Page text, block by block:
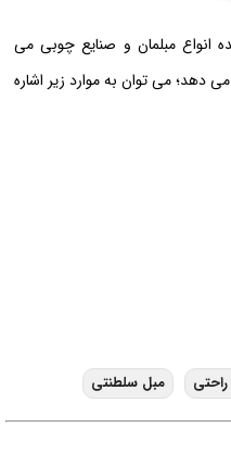
انواع مبلمان و صنایع چوبی می
دهد؛ می توان به موارد زیر اشاره
مبل سلطنتی